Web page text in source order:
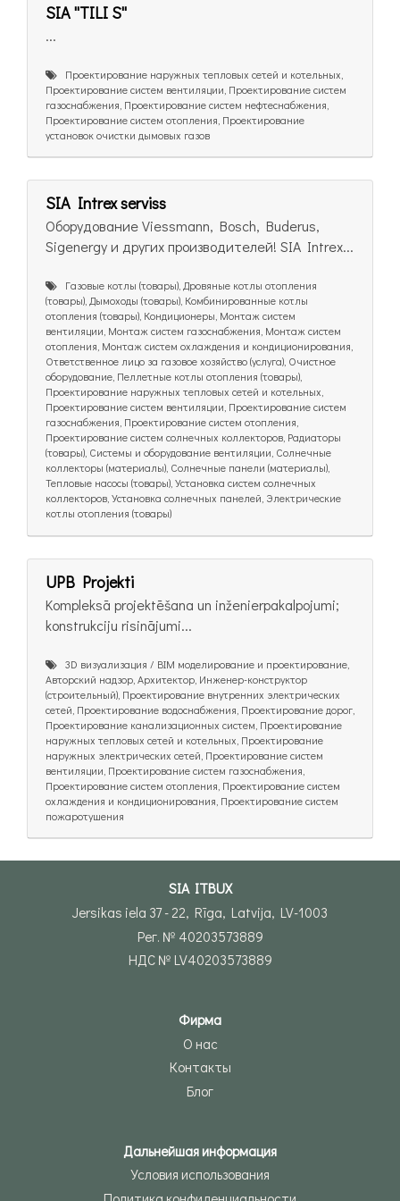
SIA ''TILI S''
...
Проектирование наружных тепловых сетей и котельных,
Проектирование систем вентиляции, Проектирование систем
газоснабжения, Проектирование систем нефтеснабжения,
Проектирование систем отопления, Проектирование
установок очистки дымовых газов
SIA Intrex serviss
Оборудование Viessmann, Bosch, Buderus,
Sigenergy и других производителей! SIA Intrex...
Газовые котлы (товары), Дровяные котлы отопления
(товары), Дымоходы (товары), Комбинированные котлы
отопления (товары), Кондиционеры, Монтаж систем
вентиляции, Монтаж систем газоснабжения, Монтаж систем
отопления, Монтаж систем охлаждения и кондиционирования,
Ответственное лицо за газовое хозяйство (услуга), Очистное
оборудование, Пеллетные котлы отопления (товары),
Проектирование наружных тепловых сетей и котельных,
Проектирование систем вентиляции, Проектирование систем
газоснабжения, Проектирование систем отопления,
Проектирование систем солнечных коллекторов, Радиаторы
(товары), Системы и оборудование вентиляции, Солнечные
коллекторы (материалы), Солнечные панели (материалы),
Тепловые насосы (товары), Установка систем солнечных
коллекторов, Установка солнечных панелей, Электрические
котлы отопления (товары)
UPB Projekti
Kompleksā projektēšana un inženierpakalpojumi;
konstrukciju risinājumi...
3D визуализация / BIM моделирование и проектирование,
Авторский надзор, Архитектор, Инженер-конструктор
(строительный), Проектирование внутренних электрических
сетей, Проектирование водоснабжения, Проектирование дорог,
Проектирование канализационных систем, Проектирование
наружных тепловых сетей и котельных, Проектирование
наружных электрических сетей, Проектирование систем
вентиляции, Проектирование систем газоснабжения,
Проектирование систем отопления, Проектирование систем
охлаждения и кондиционирования, Проектирование систем
пожаротушения
SIA ITBUX
Jersikas iela 37 - 22, Rīga, Latvija, LV-1003
Рег. № 40203573889
НДС № LV40203573889
Фирма
О нас
Контакты
Блог
Дальнейшая информация
Условия использования